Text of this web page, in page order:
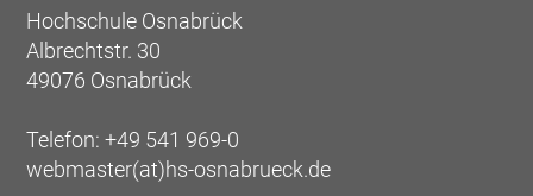
Hochschule Osnabrück
Albrechtstr. 30
49076 Osnabrück
Telefon: +49 541 969-0
webmaster(at)hs-osnabrueck.de